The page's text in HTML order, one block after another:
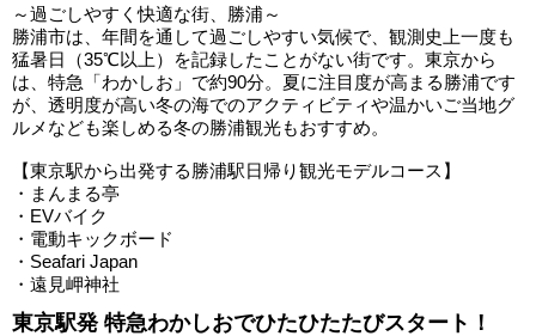
～過ごしやすく快適な街、勝浦～
勝浦市は、年間を通して過ごしやすい気候で、観測史上一度も
猛暑日（35℃以上）を記録したことがない街です。東京から
は、特急「わかしお」で約90分。夏に注目度が高まる勝浦です
が、透明度が高い冬の海でのアクティビティや温かいご当地グ
ルメなども楽しめる冬の勝浦観光もおすすめ。
【東京駅から出発する勝浦駅日帰り観光モデルコース】
・まんまる亭
・EVバイク
・電動キックボード
・Seafari Japan
・遠見岬神社
東京駅発 特急わかしおでひたひたたびスタート！